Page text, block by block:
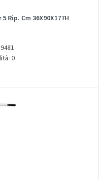
Rip. Cm 36X90X177H
0